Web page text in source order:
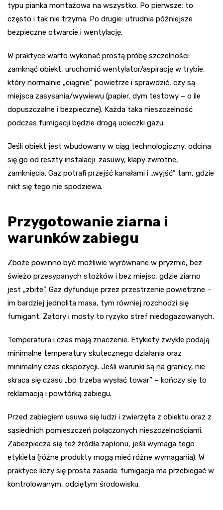
typu pianka montażowa na wszystko. Po pierwsze: to
często i tak nie trzyma. Po drugie: utrudnia późniejsze
bezpieczne otwarcie i wentylację.
W praktyce warto wykonać prostą próbę szczelności:
zamknąć obiekt, uruchomić wentylator/aspirację w trybie,
który normalnie „ciągnie” powietrze i sprawdzić, czy są
miejsca zasysania/wywiewu (papier, dym testowy – o ile
dopuszczalne i bezpieczne). Każda taka nieszczelność
podczas fumigacji będzie drogą ucieczki gazu.
Jeśli obiekt jest wbudowany w ciąg technologiczny, odcina
się go od reszty instalacji: zasuwy, klapy zwrotne,
zamknięcia. Gaz potrafi przejść kanałami i „wyjść” tam, gdzie
nikt się tego nie spodziewa.
Przygotowanie ziarna i
warunków zabiegu
Zboże powinno być możliwie wyrównane w pryzmie, bez
świeżo przesypanych stożków i bez miejsc, gdzie ziarno
jest „zbite”. Gaz dyfunduje przez przestrzenie powietrzne –
im bardziej jednolita masa, tym równiej rozchodzi się
fumigant. Zatory i mosty to ryzyko stref niedogazowanych.
Temperatura i czas mają znaczenie. Etykiety zwykle podają
minimalne temperatury skutecznego działania oraz
minimalny czas ekspozycji. Jeśli warunki są na granicy, nie
skraca się czasu „bo trzeba wysłać towar” – kończy się to
reklamacją i powtórką zabiegu.
Przed zabiegiem usuwa się ludzi i zwierzęta z obiektu oraz z
sąsiednich pomieszczeń połączonych nieszczelnościami.
Zabezpiecza się też źródła zapłonu, jeśli wymaga tego
etykieta (różne produkty mogą mieć różne wymagania). W
praktyce liczy się prosta zasada: fumigacja ma przebiegać w
kontrolowanym, odciętym środowisku.